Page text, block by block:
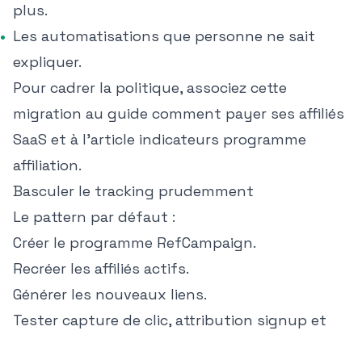
plus.
Les automatisations que personne ne sait
expliquer.
Pour cadrer la politique, associez cette
migration au guide comment payer ses affiliés
SaaS et à l'article indicateurs programme
affiliation.
Basculer le tracking prudemment
Le pattern par défaut :
Créer le programme RefCampaign.
Recréer les affiliés actifs.
Générer les nouveaux liens.
Tester capture de clic, attribution signup et